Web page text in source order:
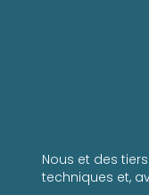
Nous et des
techniques et,